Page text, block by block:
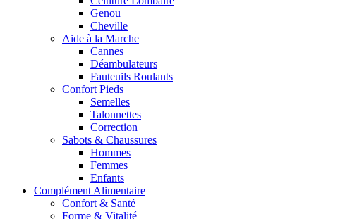
Genou
Cheville
Aide à la Marche
Cannes
Déambulateurs
Fauteuils Roulants
Confort Pieds
Semelles
Talonnettes
Correction
Sabots & Chaussures
Hommes
Femmes
Enfants
Complément Alimentaire
Confort & Santé
Forme & Vitalité